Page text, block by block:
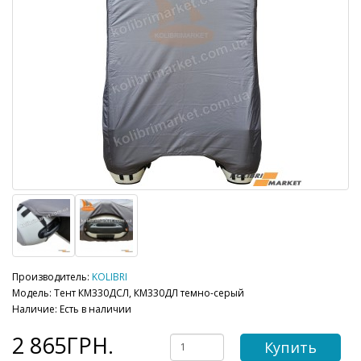
Производитель: KOLIBRI
Модель: Тент КМ330ДСЛ, КМ330ДЛ темно-серый
Наличие: Есть в наличии
2 865ГРН. Купить